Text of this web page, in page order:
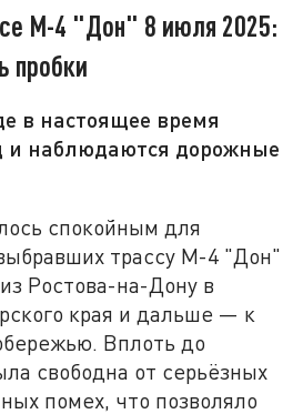
М-4 "Дон" 8 июля 2025:
пробки
в настоящее время
и наблюдаются дорожные
спокойным для
трассу М-4 "Дон"
Ростова-на-Дону в
края и дальше — к
Вплоть до
свободна от серьёзных
помех, что позволяло